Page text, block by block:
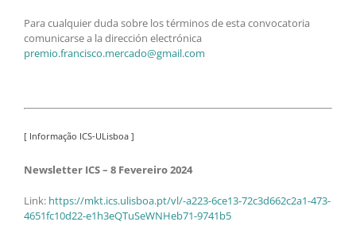
Para cualquier duda sobre los términos de esta convocatoria
comunicarse a la dirección electrónica
premio.francisco.mercado@gmail.com
[ Informação ICS-ULisboa ]
Newsletter ICS – 8 Fevereiro 2024
Link: https://mkt.ics.ulisboa.pt/vl/-a223-6ce13-72c3d662c2a1-473-
4651fc10d22-e1h3eQTuSeWNHeb71-9741b5